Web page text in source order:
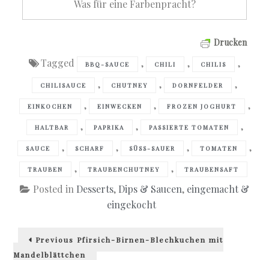
Was für eine Farbenpracht?
Drucken
Tagged BBQ-SAUCE , CHILI , CHILIS ,
CHILISAUCE , CHUTNEY , DORNFELDER ,
EINKOCHEN , EINWECKEN , FROZEN JOGHURT ,
HALTBAR , PAPRIKA , PASSIERTE TOMATEN ,
SAUCE , SCHARF , SÜSS-SAUER , TOMATEN ,
TRAUBEN , TRAUBENCHUTNEY , TRAUBENSAFT
Posted in Desserts, Dips & Saucen, eingemacht &
eingekocht
Beitragsnavigation
Previous Previous
Pfirsich-Birnen-Blechkuchen mit
Mandelblättchen